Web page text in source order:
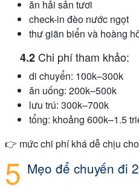
ăn hải sản tươi
check-in đèo nước ngọt
thư giãn biển và hoàng
Chi phí tham khảo:
di chuyển: 100k–300k
ăn uống: 200k–500k
lưu trú: 300k–700k
tổng: khoảng 600k–1.5
👉 mức chi phí khá dễ chịu
Mẹo để chuyến đi